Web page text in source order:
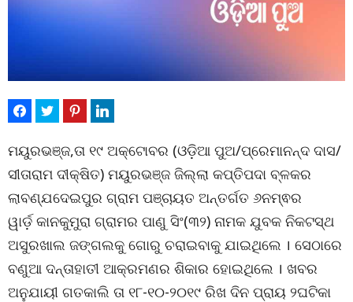
ମୟୁରଭଞ୍ଜ,ତା ୧୯ ଅକ୍ଟୋବର (ଓଡ଼ିଆ ପୁଅ/ପ୍ରେମାନନ୍ଦ ଦାସ/
ସୀତାରାମ ଦୀକ୍ଷିତ) ମୟୁରଭଞ୍ଜ ଜିଲ୍ଲା କପ୍ତିପଦା ବ୍ଳକର
ଲାବଣ୍ଯଦେଇପୁର ଗ୍ରାମ ପଞ୍ଚାୟତ ଅନ୍ତର୍ଗତ ୬ନମ୍ଵର
ୱାର୍ଡ଼ କାନକୁମୁରା ଗ୍ରାମର ପାଣୁ ସିଂ(୩୨) ନାମକ ଯୁବକ ନିକଟସ୍ଥ
ଅସୁରଖାଲ ଜଙ୍ଗଲକୁ ଗୋରୁ ଚରାଇବାକୁ ଯାଇଥିଲେ । ସେଠାରେ
ବଣୁଆ ଦନ୍ତାହାତୀ ଆକ୍ରମଣର ଶିକାର ହୋଇଥିଲେ । ଖବର
ଅନୁଯାୟୀ ଗତକାଲି ତା ୧୮-୧୦-୨୦୧୯ ରିଖ ଦିନ ପ୍ରାୟ ୨ଘଟିକା